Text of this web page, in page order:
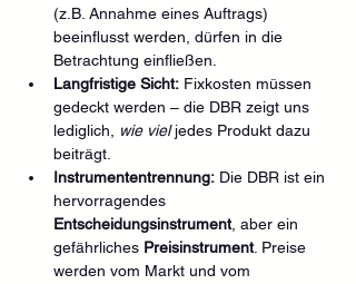
(z.B. Annahme eines Auftrags)
beeinflusst werden, dürfen in die
Betrachtung einfließen.
Langfristige Sicht: Fixkosten müssen
gedeckt werden – die DBR zeigt uns
lediglich,
wie viel jedes Produkt dazu
beiträgt.
Instrumententrennung: Die DBR ist ein
hervorragendes
Entscheidungsinstrument, aber ein
gefährliches Preisinstrument. Preise
werden vom Markt und vom